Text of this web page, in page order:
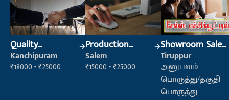
Quality
Inspector
Kanchipuram
₹18000 - ₹25000
Production
Supervisor
Salem
₹15000 - ₹25000
Showroom Sales
Executive (Retail
Sales)
Tiruppur
அனுபவம்
பொருத்து/தகுதி
பொருத்து